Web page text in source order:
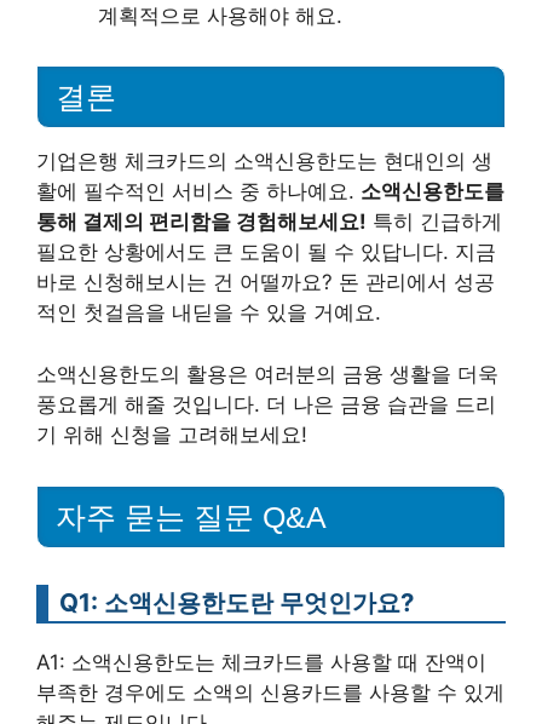
계획적으로 사용해야 해요.
결론
기업은행 체크카드의 소액신용한도는 현대인의 생
활에 필수적인 서비스 중 하나예요. 소액신용한도를
통해 결제의 편리함을 경험해보세요! 특히 긴급하게
필요한 상황에서도 큰 도움이 될 수 있답니다. 지금
바로 신청해보시는 건 어떨까요? 돈 관리에서 성공
적인 첫걸음을 내딛을 수 있을 거예요.
소액신용한도의 활용은 여러분의 금융 생활을 더욱
풍요롭게 해줄 것입니다. 더 나은 금융 습관을 드리
기 위해 신청을 고려해보세요!
자주 묻는 질문 Q&A
Q1: 소액신용한도란 무엇인가요?
A1: 소액신용한도는 체크카드를 사용할 때 잔액이
부족한 경우에도 소액의 신용카드를 사용할 수 있게